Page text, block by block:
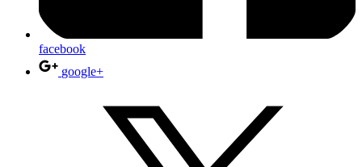
facebook
google+